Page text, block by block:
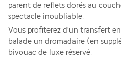
parent de reflets dorés au
spectacle inoubliable.
Vous profiterez d'un transfert
balade un dromadaire (en
bivouac de luxe réservé.